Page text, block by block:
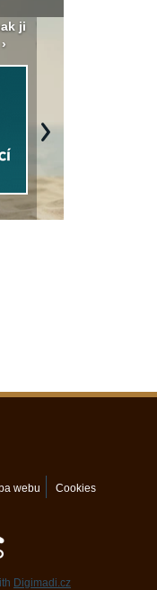
ji
Next
webu Cookies
Digimadi.cz